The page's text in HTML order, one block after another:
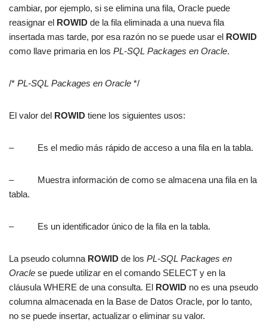
cambiar, por ejemplo, si se elimina una fila, Oracle puede
reasignar el ROWID de la fila eliminada a una nueva fila
insertada mas tarde, por esa razón no se puede usar el ROWID
como llave primaria en los PL-SQL Packages en Oracle.
/* PL-SQL Packages en Oracle */
El valor del ROWID tiene los siguientes usos:
– Es el medio más rápido de acceso a una fila en la tabla.
– Muestra información de como se almacena una fila en la
tabla.
– Es un identificador único de la fila en la tabla.
La pseudo columna ROWID de los PL-SQL Packages en
Oracle se puede utilizar en el comando SELECT y en la
cláusula WHERE de una consulta. El ROWID no es una pseudo
columna almacenada en la Base de Datos Oracle, por lo tanto,
no se puede insertar, actualizar o eliminar su valor.